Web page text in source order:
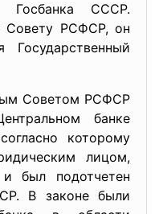
Госбанка СССР.
Совету РСФСР, он
Государственный
Советом РСФСР
банке
которому
лицом,
был подотчетен
В законе были